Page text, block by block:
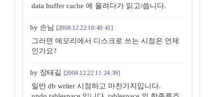
data buffer cache 에 올려다가 읽고/씁니다.
by 손님 [2008.12.22 10:40:41]
그러면 메모리에서 디스크로 쓰는 시점은 언제
인가요?
by 장태길 [2008.12.22 11:24:39]
일반 db writer 시점하고 마찬가지입니다.